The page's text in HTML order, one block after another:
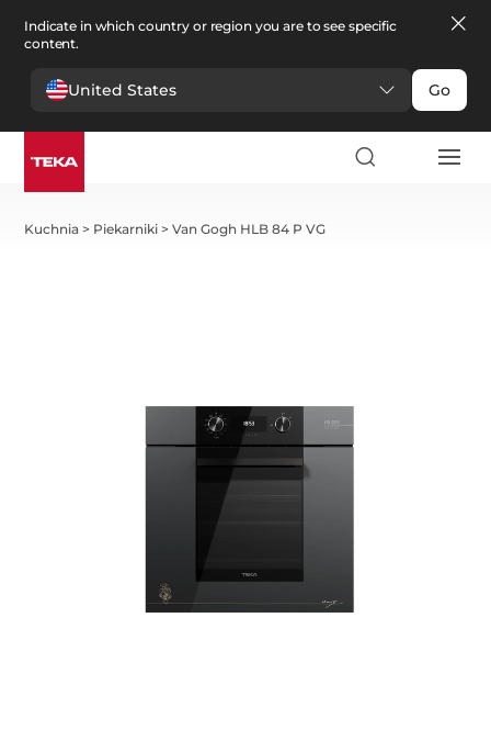
Indicate in which country or region you are to see specific
content.
United States Go
Kuchnia > Piekarniki >Van Gogh HLB 84 P VG